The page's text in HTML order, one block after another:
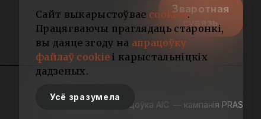
Зваротная
сувязь
Распрацоўка АІС — кампанія PRAS
Сайт выкарыстоўвае cookies.
Працягваючы праглядаць старонкі,
вы даяце згоду на апрацоўку
файлаў cookie і карыстальніцкіх
дадзеных.
Усё зразумела